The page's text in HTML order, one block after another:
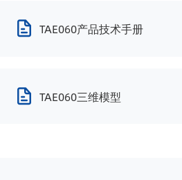
TAE060产品技术手册
TAE060三维模型